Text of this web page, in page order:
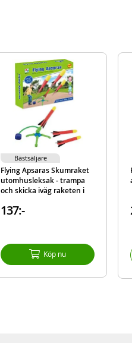
Flying Apsaras Skumraket
utomhusleksak - trampa
och skicka iväg raketen i
137:-
Köp nu
Bästsäljare